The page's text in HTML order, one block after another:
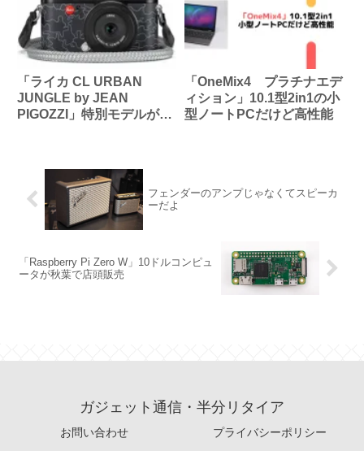
「ライカ CL URBAN
JUNGLE by JEAN
PIGOZZI」特別モデルが発
「OneMix4 プラチナエデ
ィション」10.1型2in1の小
型ノートPCだけど高性能
フェンダーのアンプじゃなくてスピーカ
ーだよ
「Raspberry Pi Zero W」10ドルコンピュ
ータが秋葉で店頭販売
ガジェット通信・半分リタイア
お問い合わせ プライバシーポリシー